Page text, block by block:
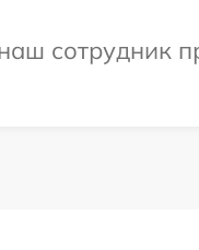
сотрудник